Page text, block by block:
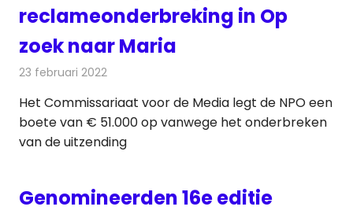
reclameonderbreking in Op
zoek naar Maria
23 februari 2022
Het Commissariaat voor de Media legt de NPO een
boete van € 51.000 op vanwege het onderbreken
van de uitzending
Genomineerden 16e editie